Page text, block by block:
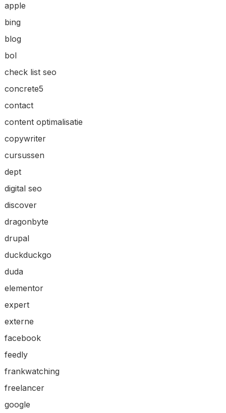
apple
bing
blog
bol
check list seo
concrete5
contact
content optimalisatie
copywriter
cursussen
dept
digital seo
discover
dragonbyte
drupal
duckduckgo
duda
elementor
expert
externe
facebook
feedly
frankwatching
freelancer
google